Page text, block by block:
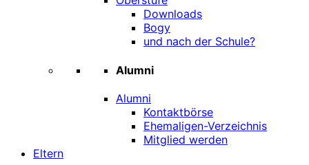
Downloads
Bogy
und nach der Schule?
Alumni
Alumni
Kontaktbörse
Ehemaligen-Verzeichnis
Mitglied werden
Eltern